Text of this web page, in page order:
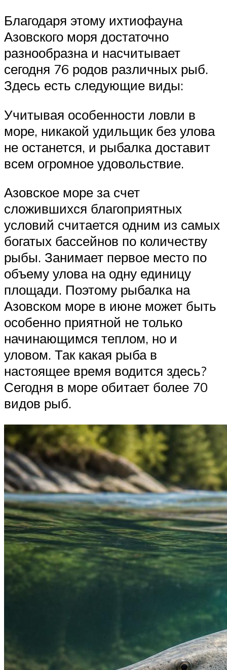
Благодаря этому ихтиофауна
Азовского моря достаточно
разнообразна и насчитывает
сегодня 76 родов различных рыб.
Здесь есть следующие виды:
Учитывая особенности ловли в
море, никакой удильщик без улова
не останется, и рыбалка доставит
всем огромное удовольствие.
Азовское море за счет
сложившихся благоприятных
условий считается одним из самых
богатых бассейнов по количеству
рыбы. Занимает первое место по
объему улова на одну единицу
площади. Поэтому рыбалка на
Азовском море в июне может быть
особенно приятной не только
начинающимся теплом, но и
уловом. Так какая рыба в
настоящее время водится здесь?
Сегодня в море обитает более 70
видов рыб.